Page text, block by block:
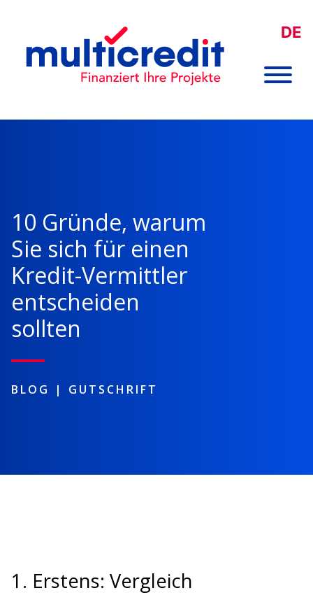
DE
10 Gründe, warum
Sie sich für einen
Kredit-Vermittler
entscheiden
sollten
BLOG | GUTSCHRIFT
1. Erstens: Vergleich